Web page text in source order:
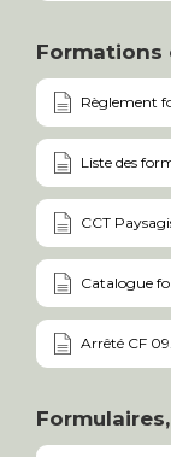
Formations
Règlement
Liste des
CCT
Catalogue
Arrêté CF